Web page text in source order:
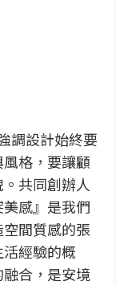
調設計始終要
格，要讓顧
共同創辦人
感』是我們
間質感的張
經驗的概
合，是安境